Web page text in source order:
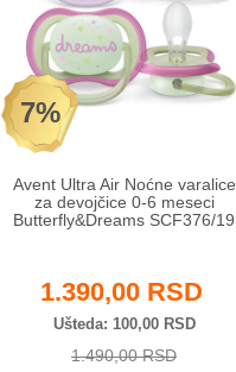
7%
Avent Ultra Air Noćne varalice
za devojčice 0-6 meseci
Butterfly&Dreams SCF376/19
1.390,00 RSD
Ušteda 100,00 RSD
1.490,00 RSD